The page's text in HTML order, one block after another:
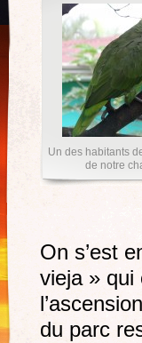
Un des habitants
de notre
On s’est
vieja » qui
du parc